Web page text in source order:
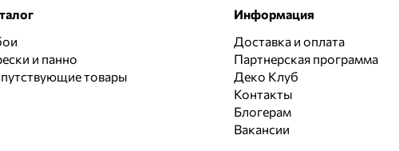
и панно
товары
Информация
Доставка и оплата
Партнерская программа
Деко Клуб
Контакты
Блогерам
Вакансии